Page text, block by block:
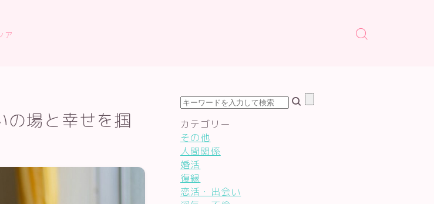
ア
の場と幸せを掴
カテゴリー
その他
人間関係
婚活
復縁
恋活・出会い